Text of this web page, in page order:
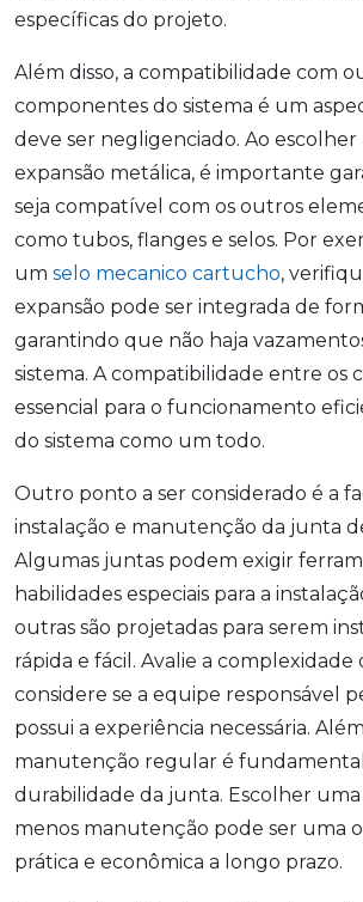
específicas do projeto.
Além disso, a compatibilidade com
componentes do sistema é um
deve ser negligenciado. Ao
expansão metálica, é importante
seja compatível com os outros
como tubos, flanges e selos. Por
um selo mecanico cartucho,
expansão pode ser integrada de
garantindo que não haja
sistema. A compatibilidade entre os
essencial para o funcionamento
do sistema como um todo.
Outro ponto a ser considerado é a
instalação e manutenção da junta
Algumas juntas podem exigir
habilidades especiais para a
outras são projetadas para serem
rápida e fácil. Avalie a complexidade
considere se a equipe responsável
possui a experiência necessária.
manutenção regular é
durabilidade da junta. Escolher
menos manutenção pode ser uma
prática e econômica a longo prazo.